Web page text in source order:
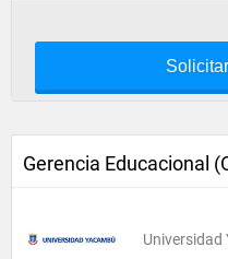
Gerencia Educacional
Universidad